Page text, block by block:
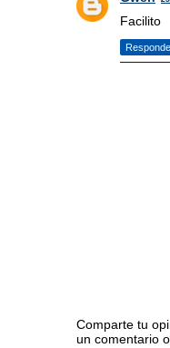
Facilito
Comparte tu
un comentario